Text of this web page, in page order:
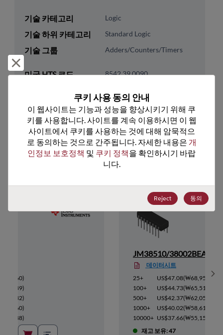
기술 카테고리 Logic
기술 하위 카테고리 Standard Logic
기술 그룹 Adders/Counters/Timers
미국 HTS 코드 8542.39.0090
추천 대체 제품
)
)
)
)
)
JM38510/38002BEA
데이터시트
25+
US$47.08(₩68,953
)
100+
US$44.73(₩65,512
500+
US$42.37(₩62,055
1000+
US$40.02(₩58,613
10000+ US$37.66(₩55,157
재고 보유: 47
쿠키 사용 동의 안내
이 웹사이트는 기능과 성능을 향상시키기 위해 쿠
키를 사용합니다. 사이트를 계속 이용하시면 이 웹
사이트에서 쿠키를 사용하는 것에 대해 암묵적으
로 동의하는 것으로 간주됩니다. 자세한 내용은 개
인정보 보호정책 및 쿠키 정책을 확인하시기 바랍
니다.
Reject 동의